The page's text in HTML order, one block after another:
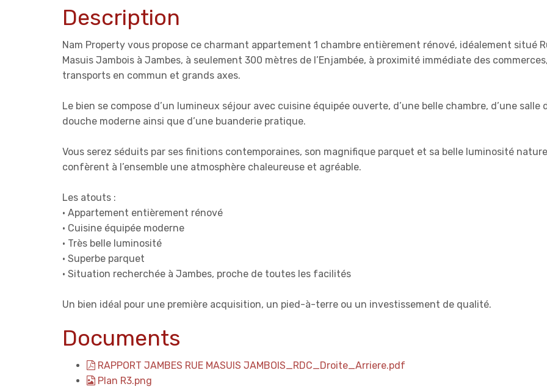
Description
Nam Property vous propose ce charmant appartement 1 chambre entièrement rénové, idéalement situé
Masuis Jambois à Jambes, à seulement 300 mètres de l’Enjambée, à proximité immédiate des commerces,
transports en commun et grands axes.
Le bien se compose d’un lumineux séjour avec cuisine équipée ouverte, d’une belle chambre, d’une salle
douche moderne ainsi que d’une buanderie pratique.
Vous serez séduits par ses finitions contemporaines, son magnifique parquet et sa belle luminosité
confèrent à l’ensemble une atmosphère chaleureuse et agréable.
Les atouts :
• Appartement entièrement rénové
• Cuisine équipée moderne
• Très belle luminosité
• Superbe parquet
• Situation recherchée à Jambes, proche de toutes les facilités
Un bien idéal pour une première acquisition, un pied-à-terre ou un investissement de qualité.
Documents
RAPPORT JAMBES RUE MASUIS JAMBOIS_RDC_Droite_Arriere.pdf
Plan R3.png